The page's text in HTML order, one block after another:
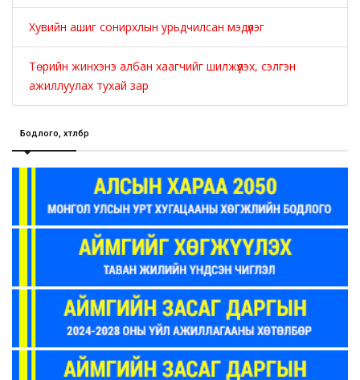
Хувийн ашиг сонирхлын урьдчилсан мэдүүлэг
Төрийн жинхэнэ албан хаагчийг шилжүүлэх, сэлгэн
ажиллуулах тухай зар
Бодлого, хөтөлбөр